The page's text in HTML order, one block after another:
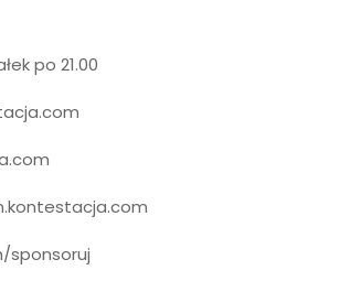
po 21.00
sponsoruj